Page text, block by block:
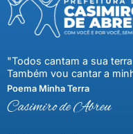
"Todos cantam a sua terra
Também vou cantar a
Poema Minha Terra
Casimiro de Abreu